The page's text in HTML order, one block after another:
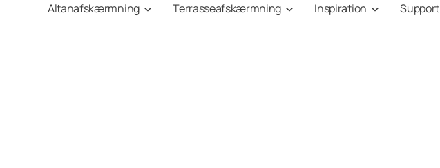
Altanafskærmning Terrasseafskærmning Inspiration Support